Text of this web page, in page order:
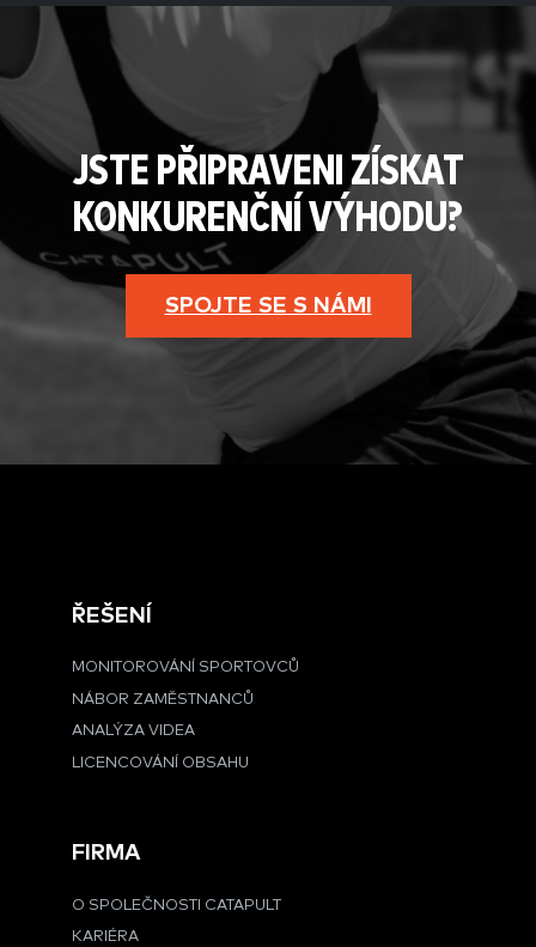
JSTE PŘIPRAVENI ZÍSKAT
KONKURENČNÍ VÝHODU?
SPOJTE SE S NÁMI
ŘEŠENÍ
MONITOROVÁNÍ SPORTOVCŮ
NÁBOR ZAMĚSTNANCŮ
ANALÝZA VIDEA
LICENCOVÁNÍ OBSAHU
FIRMA
O SPOLEČNOSTI CATAPULT
KARIÉRA